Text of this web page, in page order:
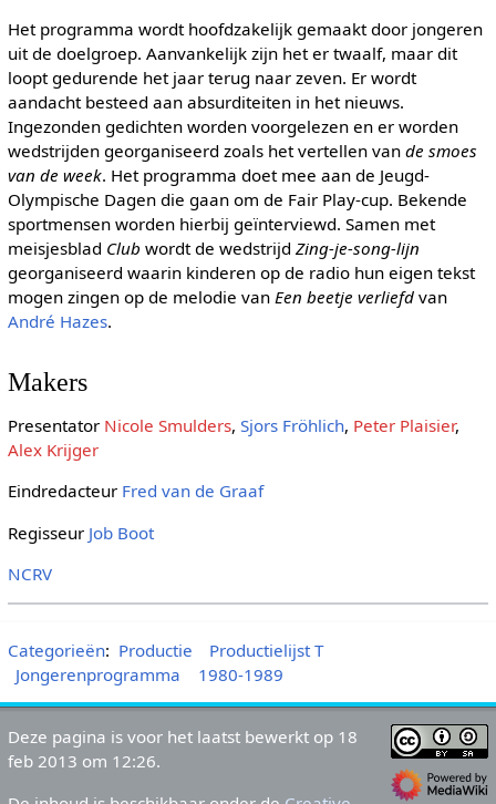
Het programma wordt hoofdzakelijk gemaakt door jongeren
uit de doelgroep. Aanvankelijk zijn het er twaalf, maar dit
loopt gedurende het jaar terug naar zeven. Er wordt
aandacht besteed aan absurditeiten in het nieuws.
Ingezonden gedichten worden voorgelezen en er worden
wedstrijden georganiseerd zoals het vertellen van de smoes
van de week. Het programma doet mee aan de Jeugd-
Olympische Dagen die gaan om de Fair Play-cup. Bekende
sportmensen worden hierbij geïnterviewd. Samen met
meisjesblad Club wordt de wedstrijd Zing-je-song-lijn
georganiseerd waarin kinderen op de radio hun eigen tekst
mogen zingen op de melodie van Een beetje verliefdvan
André Hazes.
Makers
Presentator Nicole Smulders, Sjors Fröhlich, Peter Plaisier,
Alex Krijger
Eindredacteur Fred van de Graaf
Regisseur Job Boot
NCRV
Categorieën: Productie
Productielijst T
Jongerenprogramma
1980-1989
Deze pagina is voor het laatst bewerkt op 18
feb 2013 om 12:26.